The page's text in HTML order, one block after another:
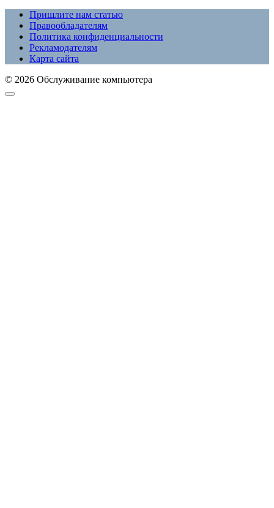
Пришлите нам статью
Правообладателям
Политика конфиденциальности
Рекламодателям
Карта сайта
© 2026 Обслуживание компьютера